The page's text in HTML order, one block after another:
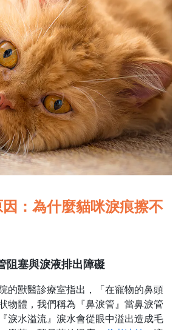
：為什麼貓咪淚痕擦不
阻塞與淚液排出障礙
的獸醫診療室指出，「在寵物的鼻頭
物體，我們稱為『鼻淚管』當鼻淚管
淚水溢流』淚水會從眼中溢出造成毛